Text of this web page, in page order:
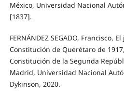
México, Universidad Nacional
[1837].
FERNÁNDEZ SEGADO, Francisco,
Constitución de Querétaro de
Constitución de la Segunda
Madrid, Universidad Nacional
Dykinson, 2020.